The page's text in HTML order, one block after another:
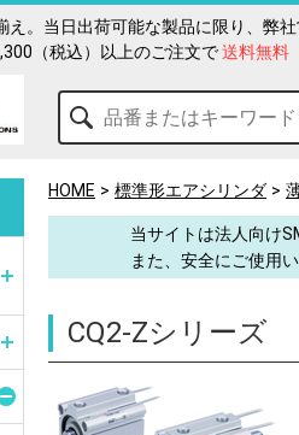
え。当日出荷可能な製品に限り、弊
（税込）以上のご注文で送料無料
HOME 標準形エアシリンダ
当サイトは法人向け
また、安全にご使用
CQ2-Zシリーズ